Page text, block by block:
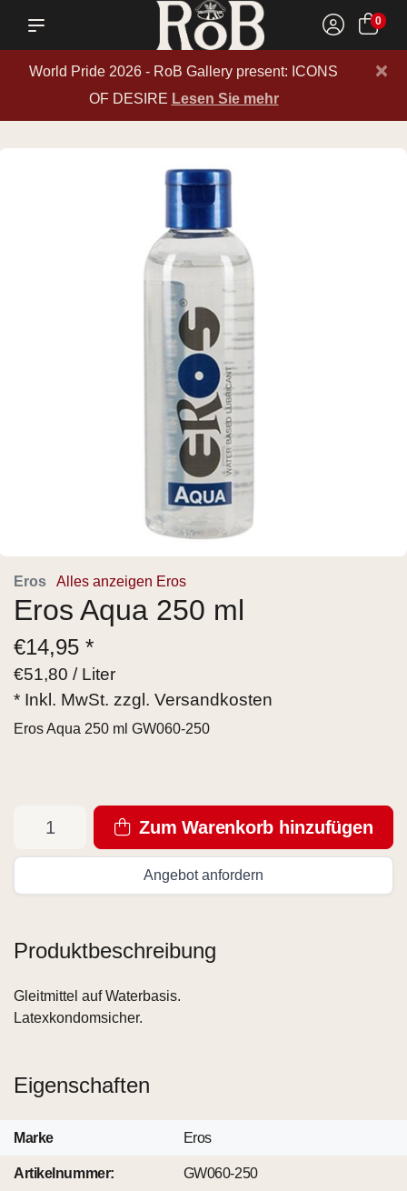
0
World Pride 2026 - RoB Gallery present: ICONS
OF DESIRE Lesen Sie mehr
×
Eros Alles anzeigen Eros
Eros Aqua 250 ml
€14,95 *
€51,80 / Liter
* Inkl. MwSt. zzgl. Versandkosten
Eros Aqua 250 ml GW060-250
Zum Warenkorb hinzufügen
Angebot anfordern
Produktbeschreibung
Gleitmittel auf Waterbasis.
Latexkondomsicher.
Eigenschaften
Marke Eros
Artikelnummer: GW060-250